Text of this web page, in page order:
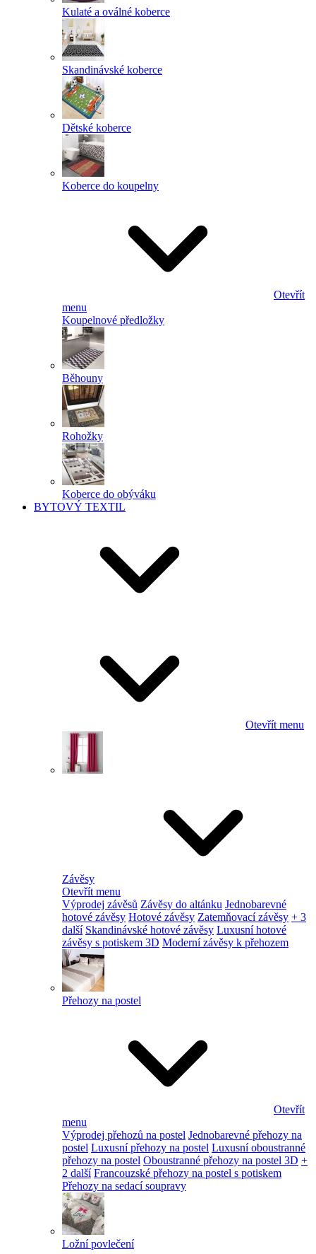
Kulaté a oválné koberce
Skandinávské koberce
Dětské koberce
Koberce do koupelny
Otevřít
menu
Koupelnové předložky
Běhouny
Rohožky
Koberce do obýváku
BYTOVÝ TEXTIL
Otevřít menu
Závěsy
Otevřít menu
Výprodej závěsů Závěsy do altánku Jednobarevné
hotové závěsy Hotové závěsy Zatemňovací závěsy + 3
další Skandinávské hotové závěsy Luxusní hotové
závěsy s potiskem 3D Moderní závěsy k přehozem
Přehozy na postel
Otevřít
menu
Výprodej přehozů na postel Jednobarevné přehozy na
postel Luxusní přehozy na postel Luxusní oboustranné
přehozy na postel Oboustranné přehozy na postel 3D +
2 další Francouzské přehozy na postel s potiskem
Přehozy na sedací soupravy
Ložní povlečení